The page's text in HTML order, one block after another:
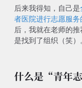
后来我得知，自己是
者医院进行志愿服务
后，我就在老师的
是找到了组织（笑）
什么是“青年